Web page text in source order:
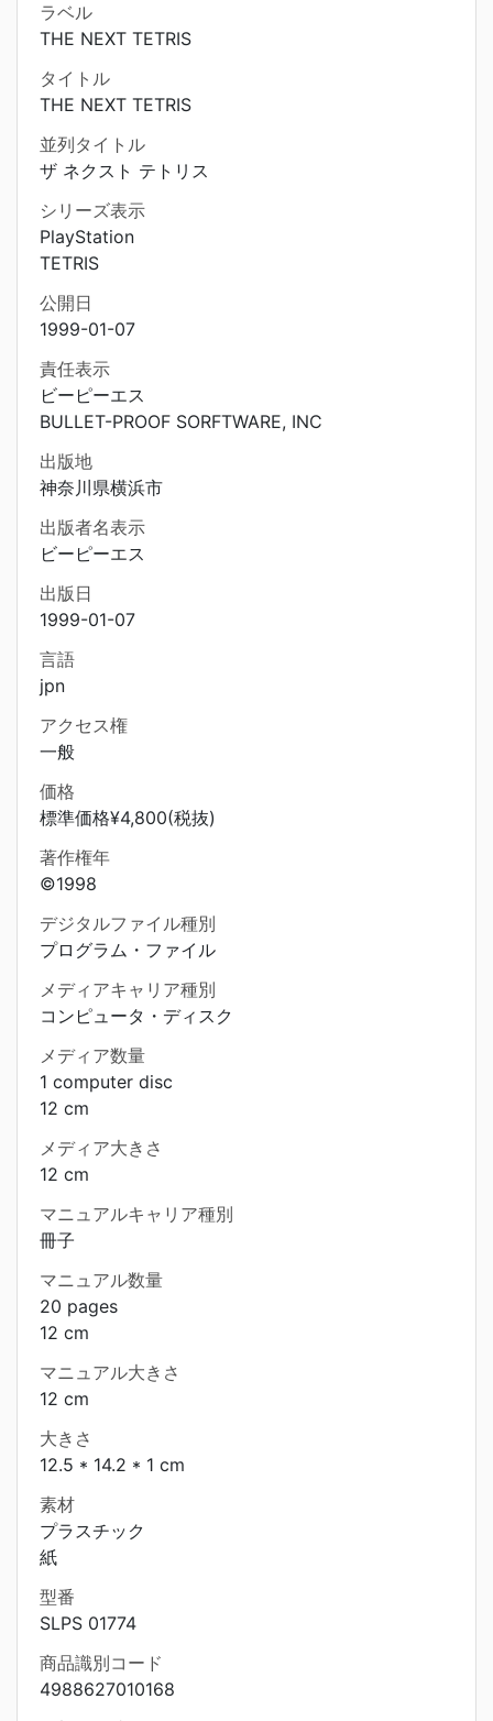
ラベル
THE NEXT TETRIS
タイトル
THE NEXT TETRIS
並列タイトル
ザ ネクスト テトリス
シリーズ表示
PlayStation
TETRIS
公開日
1999-01-07
責任表示
ビーピーエス
BULLET-PROOF SORFTWARE, INC
出版地
神奈川県横浜市
出版者名表示
ビーピーエス
出版日
1999-01-07
言語
jpn
アクセス権
一般
価格
標準価格¥4,800(税抜)
著作権年
©1998
デジタルファイル種別
プログラム・ファイル
メディアキャリア種別
コンピュータ・ディスク
メディア数量
1 computer disc
12 cm
メディア大きさ
12 cm
マニュアルキャリア種別
冊子
マニュアル数量
20 pages
12 cm
マニュアル大きさ
12 cm
大きさ
12.5 * 14.2 * 1 cm
素材
プラスチック
紙
型番
SLPS 01774
商品識別コード
4988627010168